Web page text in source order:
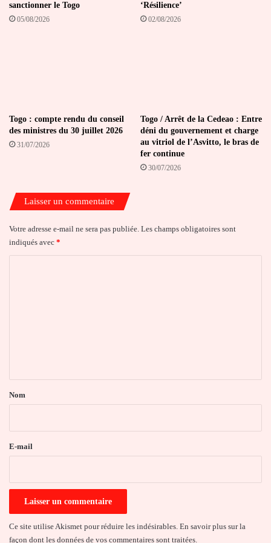
sanctionner le Togo
05/08/2026
‘Résilience’
02/08/2026
Togo : compte rendu du conseil
des ministres du 30 juillet 2026
31/07/2026
Togo / Arrêt de la Cedeao : Entre
déni du gouvernement et charge
au vitriol de l’Asvitto, le bras de
fer continue
30/07/2026
Laisser un commentaire
Votre adresse e-mail ne sera pas publiée. Les champs obligatoires sont
indiqués avec *
a
e
Nom
E-mail
Ce site utilise Akismet pour réduire les indésirables. En savoir plus sur la
façon dont les données de vos commentaires sont traitées